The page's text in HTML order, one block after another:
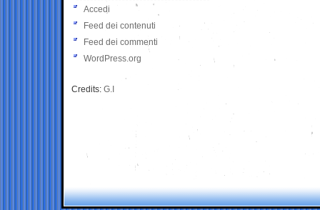
Accedi
Feed dei contenuti
Feed dei commenti
WordPress.org
Credits: G.I